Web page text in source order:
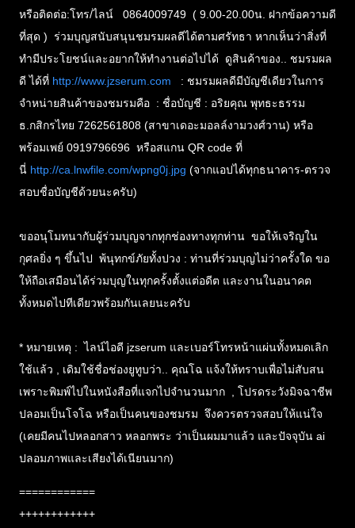
หรือติดต่อ:โทร/ไลน์ 0864009749 ( 9.00-20.00น. ฝากข้อความดี
ที่สุด ) ร่วมบุญสนับสนุนชมรมผลดีได้ตามศรัทธา หากเห็นว่าสิ่งที่
ทำมีประโยชน์และอยากให้ทำงานต่อไปได้ ดูสินค้าของ.. ชมรมผล
ดี ได้ที่ http://www.jzserum.com : ชมรมผลดีมีบัญชีเดียวในการ
จำหน่ายสินค้าของชมรมคือ : ชื่อบัญชี : อริยคุณ พุทธะธรรม
ธ.กสิกรไทย 7262561808 (สาขาเดอะมอลล์งามวงศ์วาน) หรือ
พร้อมเพย์ 0919796696 หรือสแกน QR code ที่
นี่ http://ca.lnwfile.com/wpng0j.jpg (จากแอปได้ทุกธนาคาร-ตรวจ
สอบชื่อบัญชีด้วยนะครับ)
ขออนุโมทนากับผู้ร่วมบุญจากทุกช่องทางทุกท่าน ขอให้เจริญใน
กุศลยิ่ง ๆ ขึ้นไป พ้นุทกข์ภัยทั้งปวง : ท่านที่ร่วมบุญไม่ว่าครั้งใด ขอ
ให้ถือเสมือนได้ร่วมบุญในทุกครั้งตั้งแต่อดีต และงานในอนาคต
ทั้งหมดไปทีเดียวพร้อมกันเลยนะครับ
* หมายเหตุ : ไลน์ไอดี jzserum และเบอร์โทรหน้าแผ่นทั้งหมดเลิก
ใช้แล้ว , เดิมใช้ชื่อช่องยูทูบว่า.. คุณโฉ แจ้งให้ทราบเพื่อไม่สับสน
เพราะพิมพ์ไปในหนังสือที่แจกไปจำนวนมาก , โปรดระวังมิจฉาชีพ
ปลอมเป็นโจโฉ หรือเป็นคนของชมรม จึงควรตรวจสอบให้แน่ใจ
(เคยมีคนไปหลอกสาว หลอกพระ ว่าเป็นผมมาแล้ว และปัจจุบัน ai
ปลอมภาพและเสียงได้เนียนมาก)
============
++++++++++++